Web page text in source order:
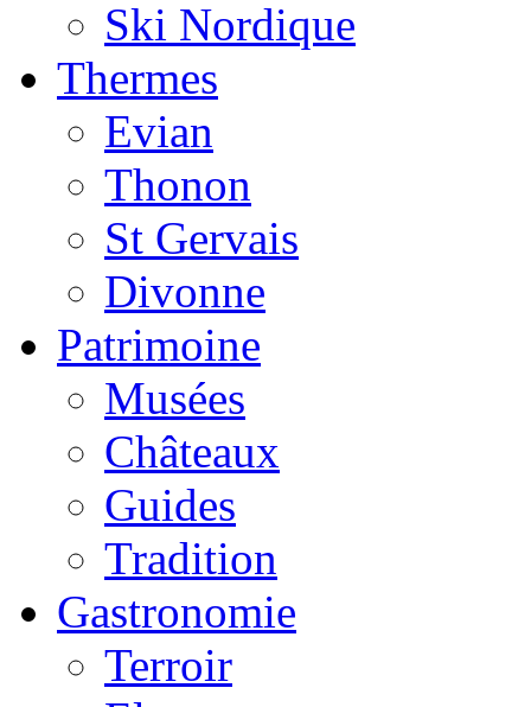
Ski Nordique
Thermes
Evian
Thonon
St Gervais
Divonne
Patrimoine
Musées
Châteaux
Guides
Tradition
Gastronomie
Terroir